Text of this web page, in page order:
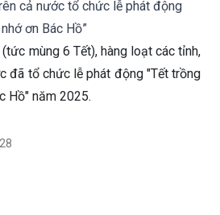
cả nước tổ chức lễ phát động
ơn Bác Hồ”
mùng 6 Tết), hàng loạt các tỉnh,
đã tổ chức lễ phát động "Tết trồng
Hồ" năm 2025.